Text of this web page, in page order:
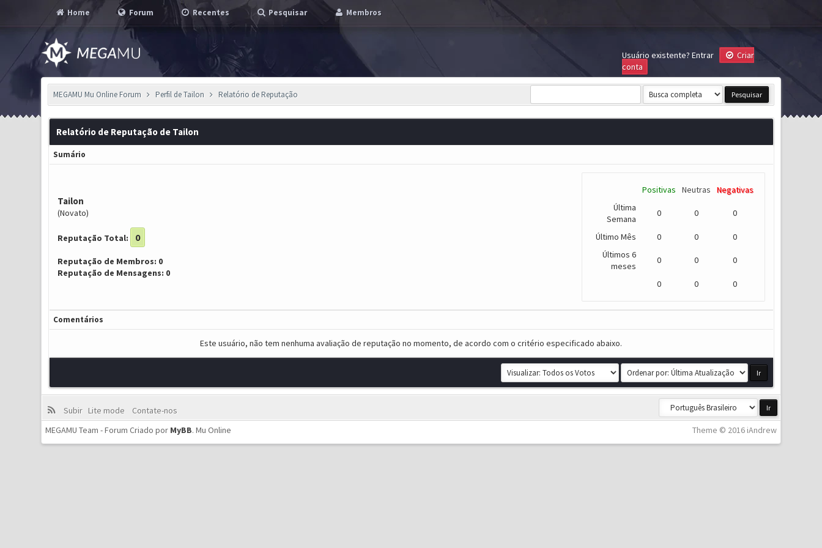
Home Forum Recentes Pesquisar Membros
Usuário existente? Entrar
Criar
conta
MEGAMU Mu Online Forum Perfil de Tailon Relatório de Reputação
Relatório de Reputação de Tailon
Sumário
Tailon
(Novato)
Reputação Total: 0
Reputação de Membros: 0
Reputação de Mensagens: 0
Positivas Neutras
Negativas
Última
Semana
0 0 0
Último Mês 0 0
0
Últimos 6
meses
0 0 0
0 0 0
Comentários
Este usuário, não tem nenhuma avaliação de reputação no momento, de acordo com o critério especificado abaixo.
Subir Lite mode
Contate-nos
Theme © 2016 iAndrew
MEGAMU Team - Forum Criado por MyBB.Mu Online